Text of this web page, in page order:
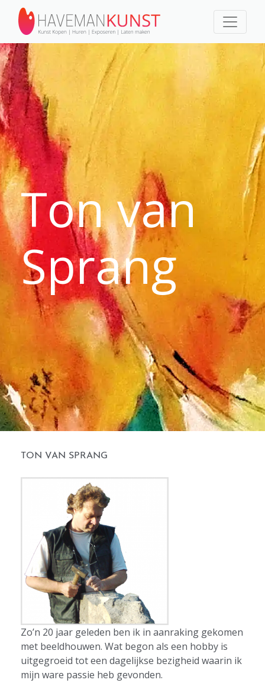
Ton van
Sprang
TON VAN SPRANG
Zo’n 20 jaar geleden ben ik in aanraking gekomen
met beeldhouwen. Wat begon als een hobby is
uitgegroeid tot een dagelijkse bezigheid waarin ik
mijn ware passie heb gevonden.